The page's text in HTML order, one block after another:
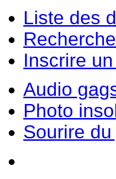
Liste des
Inscrire
Audio
Photo
Sourire